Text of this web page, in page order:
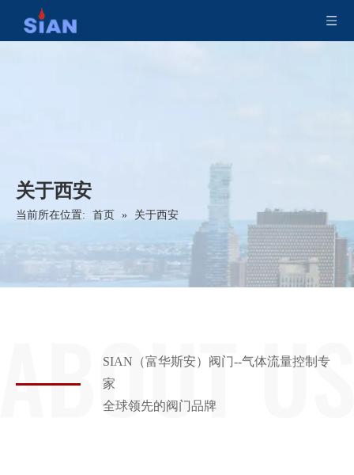
关于西安
当前所在位置: 首页 » 关于西安
SIAN（富华斯安）阀门--气体流量控制专
家
全球领先的阀门品牌